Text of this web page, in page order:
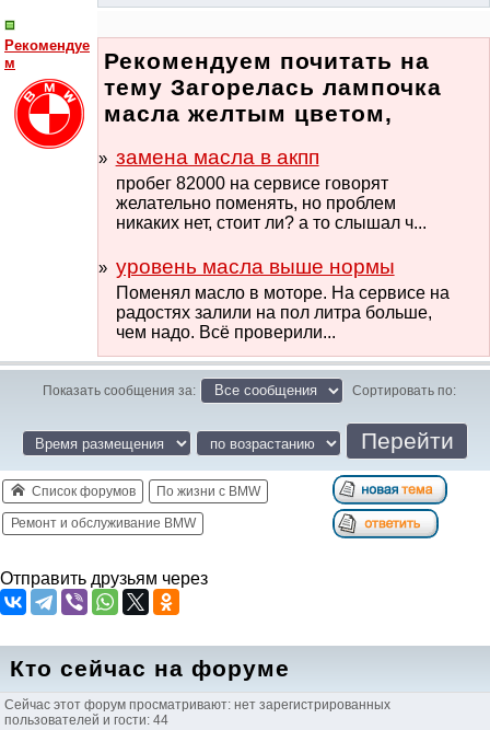
Рекомендуе
м
Рекомендуем почитать на
тему Загорелась лампочка
масла желтым цветом,
замена масла в акпп
пробег 82000 на сервисе говорят
желательно поменять, но проблем
никаких нет, стоит ли? а то слышал ч...
уровень масла выше нормы
Поменял масло в моторе. На сервисе на
радостях залили на пол литра больше,
чем надо. Всё проверили...
Показать сообщения за: Сортировать по:
Список форумов По жизни с BMW
Ремонт и обслуживание BMW
Отправить друзьям через
Кто сейчас на форуме
Сейчас этот форум просматривают: нет зарегистрированных
пользователей и гости: 44